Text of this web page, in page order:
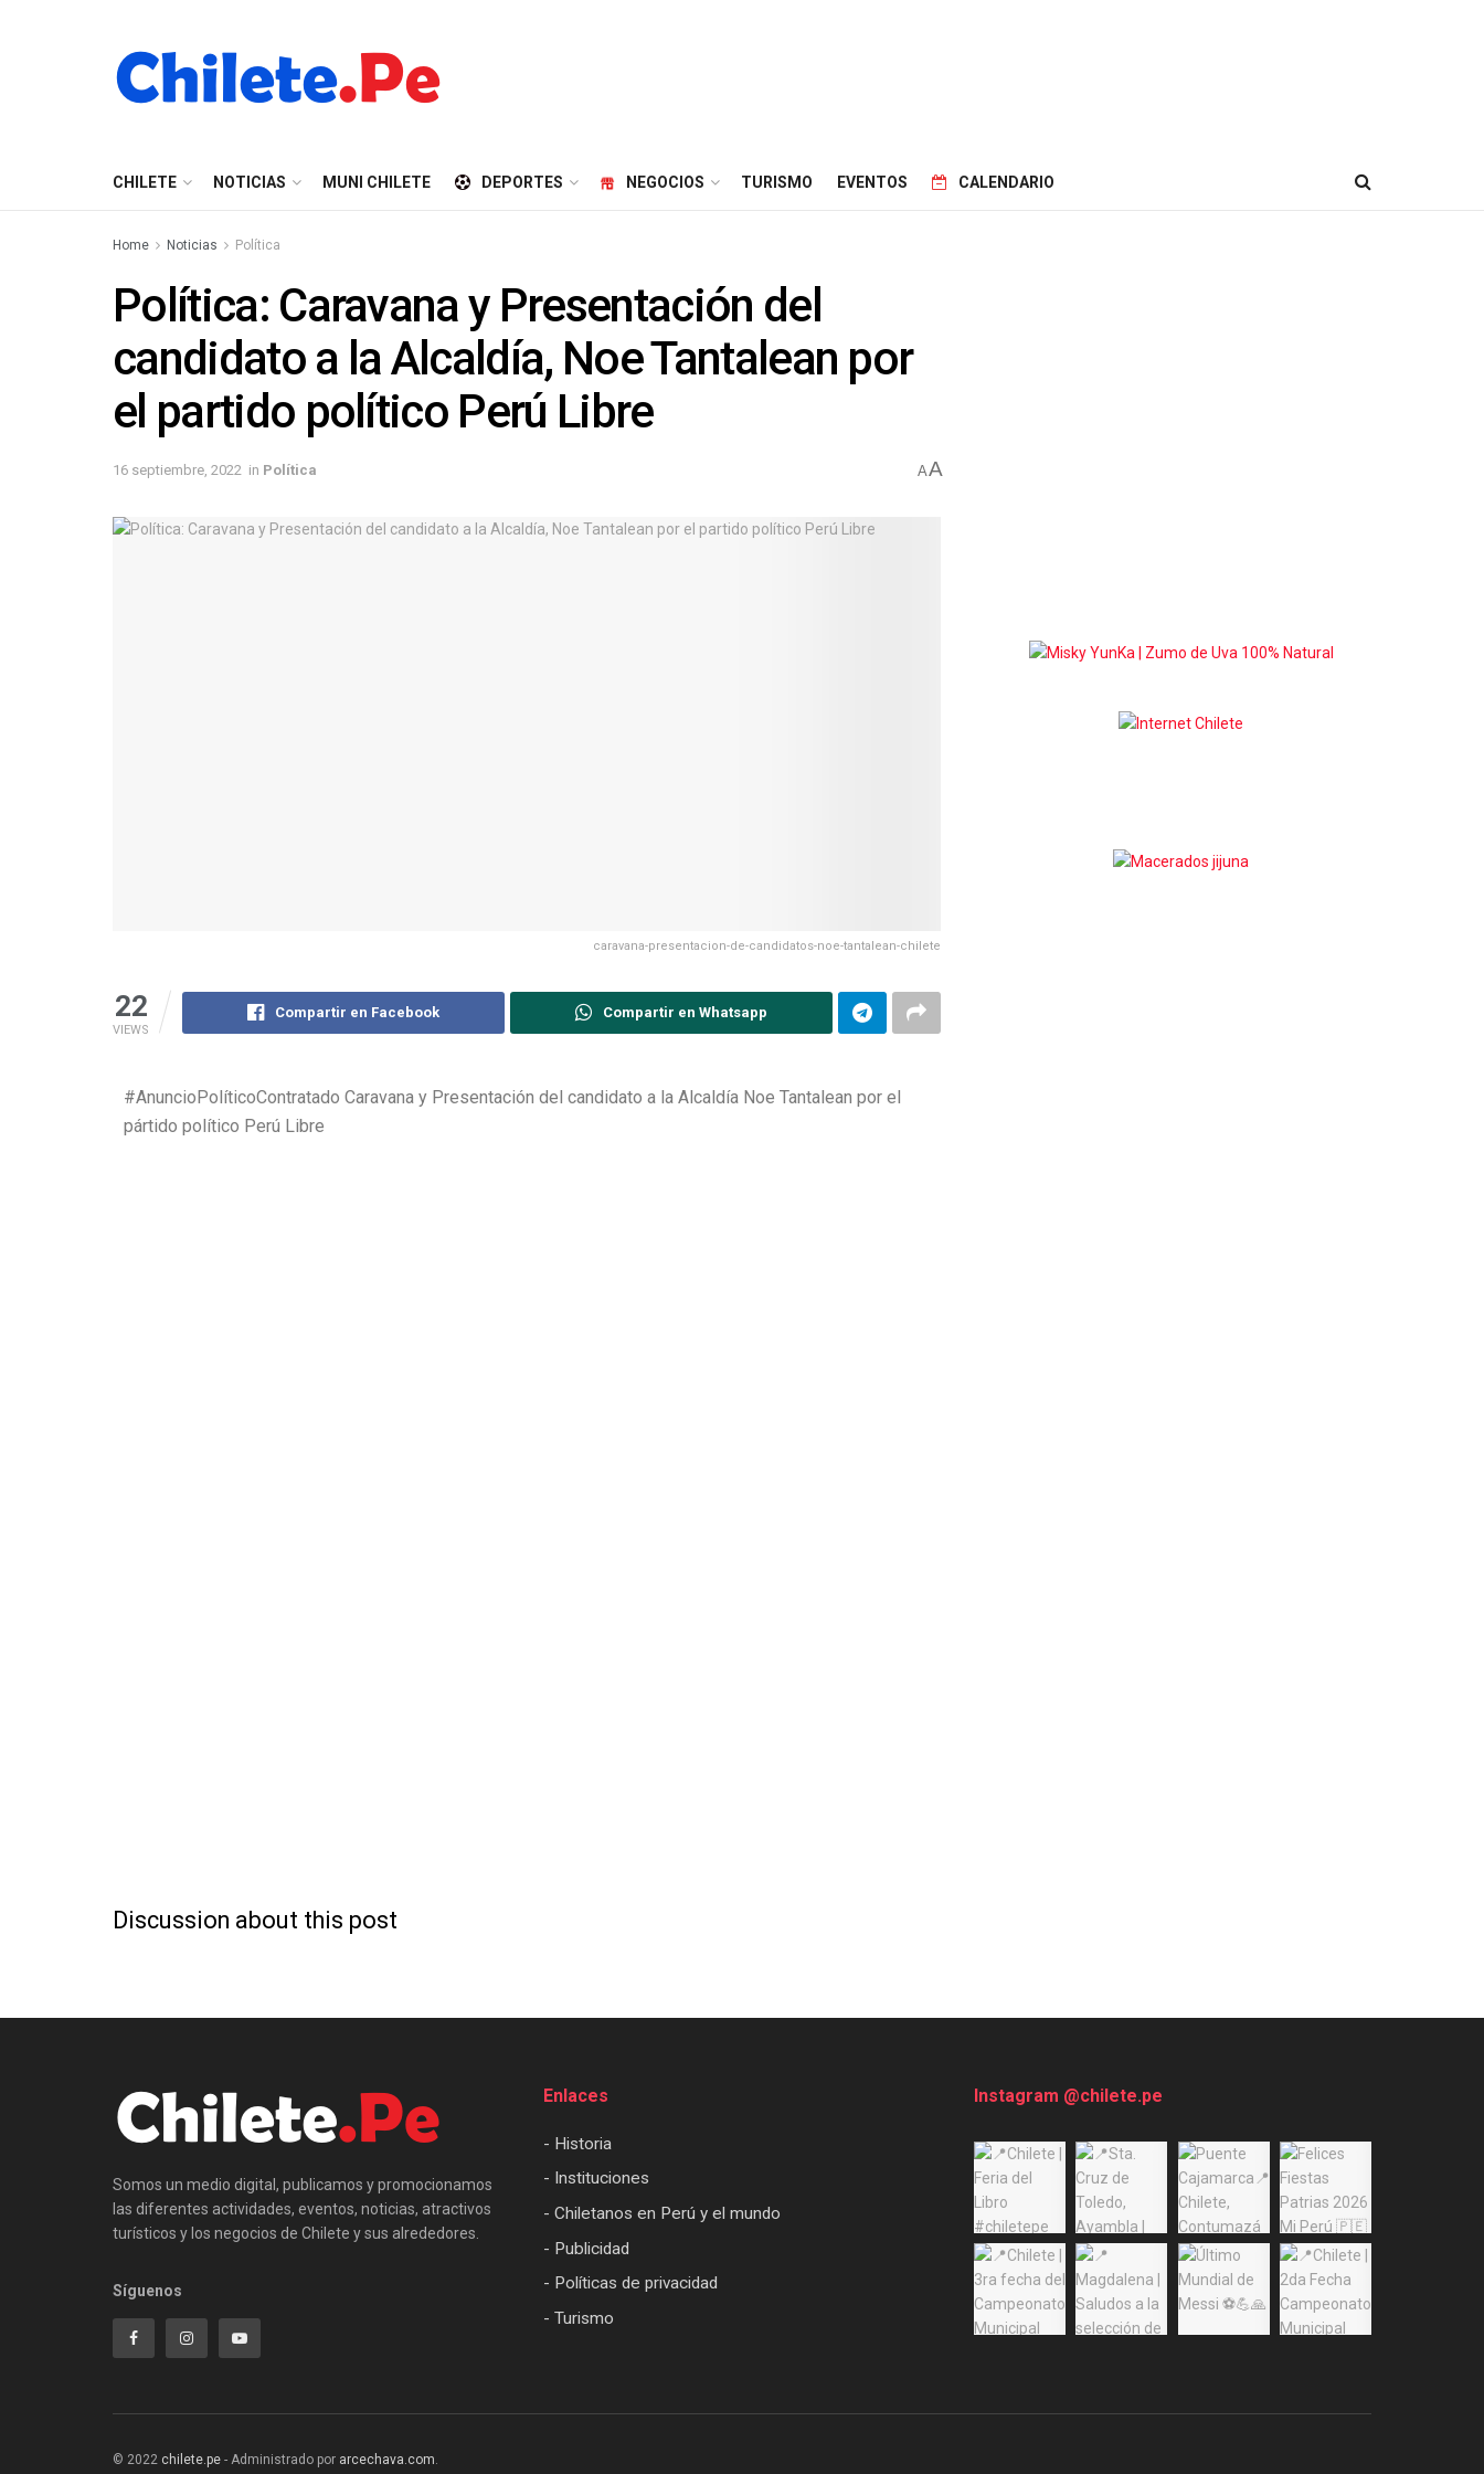
CHILETE NOTICIAS MUNI CHILETE DEPORTES NEGOCIOS TURISMO EVENTOS CALENDARIO
Home Noticias Política
Política: Caravana y Presentación del
candidato a la Alcaldía, Noe Tantalean por
el partido político Perú Libre
16 septiembre, 2022 in Política AA
caravana-presentacion-de-candidatos-noe-tantalean-chilete
22
VIEWS
Compartir en Facebook Compartir en Whatsapp
#AnuncioPolíticoContratado Caravana y Presentación del candidato a la Alcaldía Noe Tantalean por el
pártido político Perú Libre
Discussion about this post
Somos un medio digital, publicamos y promocionamos
las diferentes actividades, eventos, noticias, atractivos
turísticos y los negocios de Chilete y sus alrededores.
Síguenos
Enlaces
- Historia
- Instituciones
- Chiletanos en Perú y el mundo
- Publicidad
- Políticas de privacidad
- Turismo
Instagram @chilete.pe
© 2022 chilete.pe - Administrado por arcechava.com